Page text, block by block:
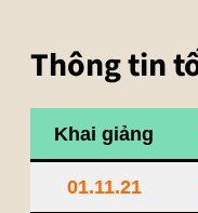
Thông tin
Khai giảng
01.11.21